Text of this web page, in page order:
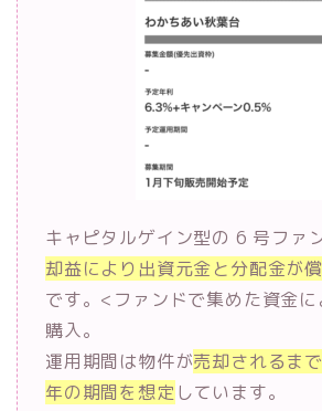
キャピタルゲイン型の 6 号ファ
却益により出資元金と分配金が
です。<ファンドで集めた資金に
購入。
運用期間は物件が売却されるま
年の期間を想定 しています。